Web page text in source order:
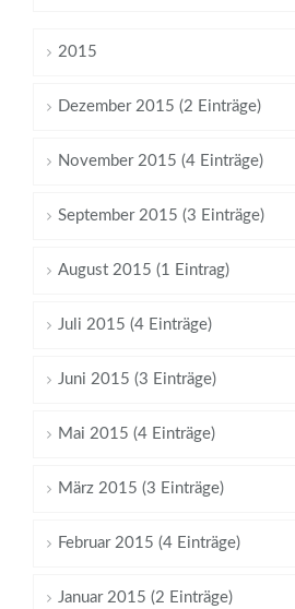
2015
Dezember 2015 (2 Einträge)
November 2015 (4 Einträge)
September 2015 (3 Einträge)
August 2015 (1 Eintrag)
Juli 2015 (4 Einträge)
Juni 2015 (3 Einträge)
Mai 2015 (4 Einträge)
März 2015 (3 Einträge)
Februar 2015 (4 Einträge)
Januar 2015 (2 Einträge)